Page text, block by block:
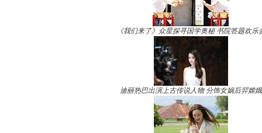
《我们来了》众星探寻国学奥秘 书院答题欢乐
迪丽热巴出演上古传说人物 分饰女娲后羿嫦娥